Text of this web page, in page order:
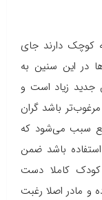
کوچک دارند جای
در این سنین به
جدید زیاد است و
باشد گران
سبب می‌شود که
باشد ضمن
کودک کاملا دست
و مادر اصلا رغبت